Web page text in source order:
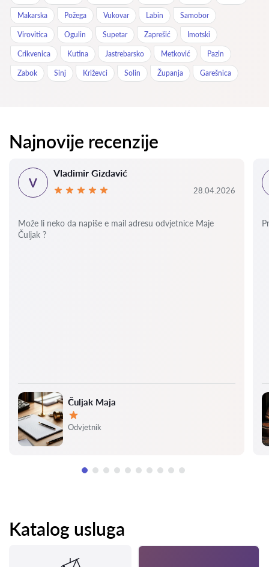
Makarska Požega Vukovar Labin Samobor
Virovitica Ogulin Supetar Zaprešić Imotski
Crikvenica Kutina Jastrebarsko Metković Pazin
Zabok Sinj Križevci Solin Županja Garešnica
Najnovije recenzije
Čuljak Maja
Ocjena:
Odvjetnik
V
Vladimir Gizdavić
28.04.2026
Može li neko da napiše e mail adresu odvjetnice Maje
Čuljak ?
Katalog usluga